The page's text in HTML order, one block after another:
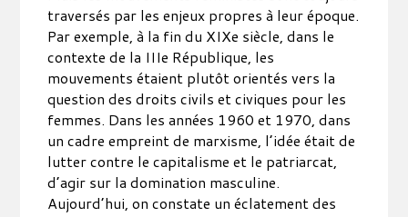
traversés par les enjeux propres à leur époque.
Par exemple, à la fin du XIXe siècle, dans le
contexte de la IIIe République, les
mouvements étaient plutôt orientés vers la
question des droits civils et civiques pour les
femmes. Dans les années 1960 et 1970, dans
un cadre empreint de marxisme, l’idée était de
lutter contre le capitalisme et le patriarcat,
d’agir sur la domination masculine.
Aujourd’hui, on constate un éclatement des